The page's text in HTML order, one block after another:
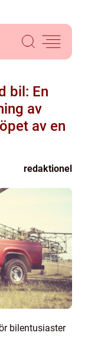
bil: En
av
av en
redaktionel
bilentusiaster